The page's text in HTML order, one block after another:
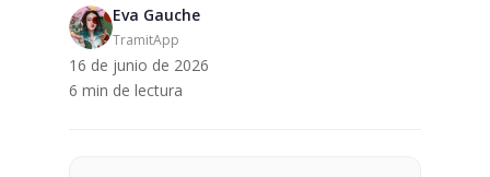
Eva Gauche
TramitApp
16 de junio de 2026
6 min de lectura